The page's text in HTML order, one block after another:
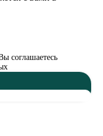
соглашаетесь